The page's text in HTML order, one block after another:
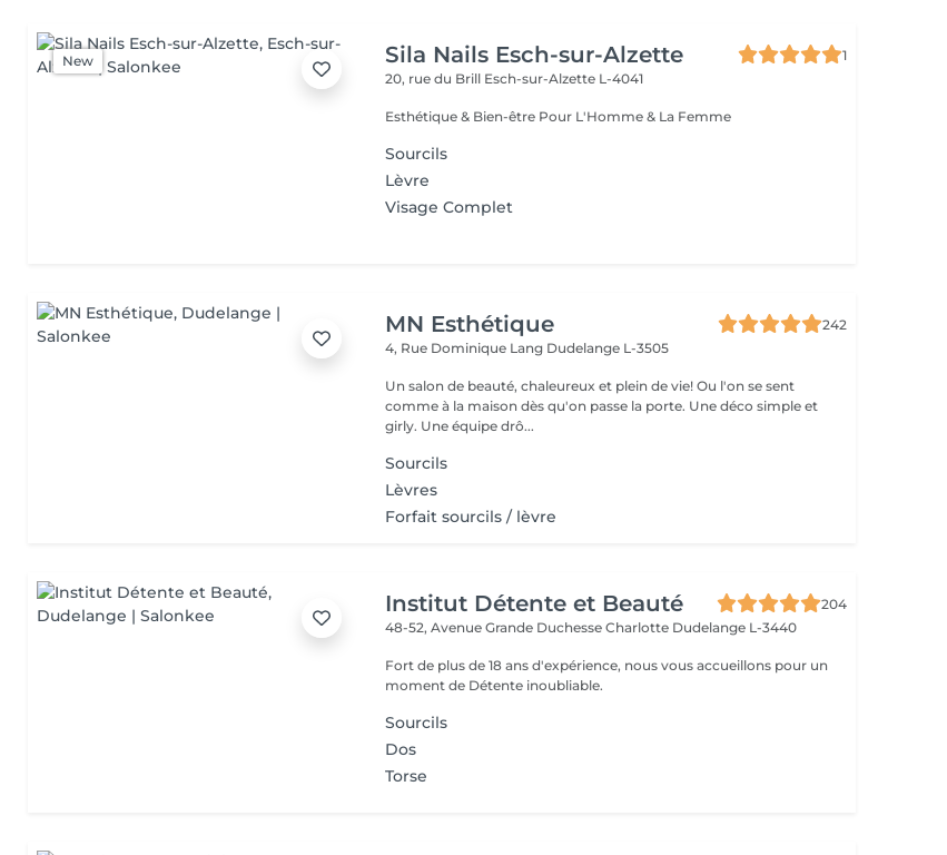
New Sila Nails Esch-sur-Alzette
1
20, rue du Brill Esch-sur-Alzette L-4041
Esthétique & Bien-être Pour L'Homme & La Femme
Sourcils
Lèvre
Visage Complet
MN Esthétique
242
4, Rue Dominique Lang Dudelange L-3505
Un salon de beauté, chaleureux et plein de vie! Ou l'on se sent
comme à la maison dès qu'on passe la porte. Une déco simple et
girly. Une équipe drô...
Sourcils
Lèvres
Forfait sourcils / lèvre
Institut Détente et Beauté
204
48-52, Avenue Grande Duchesse Charlotte Dudelange L-3440
Fort de plus de 18 ans d'expérience, nous vous accueillons pour un
moment de Détente inoubliable.
Sourcils
Dos
Torse